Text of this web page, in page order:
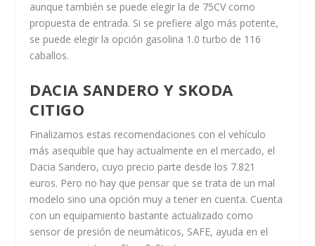
aunque también se puede elegir la de 75CV como
propuesta de entrada. Si se prefiere algo más potente,
se puede elegir la opción gasolina 1.0 turbo de 116
caballos.
DACIA SANDERO Y SKODA
CITIGO
Finalizamos estas recomendaciones con el vehículo
más asequible que hay actualmente en el mercado, el
Dacia Sandero, cuyo precio parte desde los 7.821
euros. Pero no hay que pensar que se trata de un mal
modelo sino una opción muy a tener en cuenta. Cuenta
con un equipamiento bastante actualizado como
sensor de presión de neumáticos, SAFE, ayuda en el